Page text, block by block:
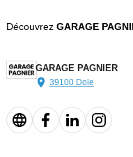
Découvrez GARAGE
GARAGE PAGNIER
39100 Dole